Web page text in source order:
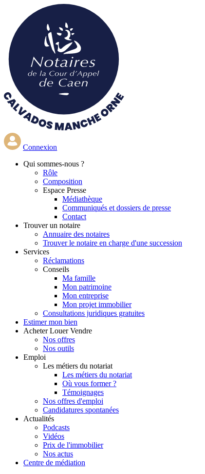
contenu
principal
Connexion
Qui sommes-nous ?
Rôle
Composition
Espace Presse
Médiathèque
Communiqués et dossiers de presse
Contact
Trouver un notaire
Annuaire des notaires
Trouver le notaire en charge d'une succession
Services
Réclamations
Conseils
Ma famille
Mon patrimoine
Mon entreprise
Mon projet immobilier
Consultations juridiques gratuites
Estimer mon bien
Acheter Louer Vendre
Nos offres
Nos outils
Emploi
Les métiers du notariat
Les métiers du notariat
Où vous former ?
Témoignages
Nos offres d'emploi
Candidatures spontanées
Actualités
Podcasts
Vidéos
Prix de l'immobilier
Nos actus
Centre de médiation